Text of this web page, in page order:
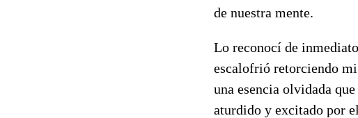
de nuestra mente.
Lo reconocí de
escalofrió retorciendo
una esencia olvidada
aturdido y excitado por